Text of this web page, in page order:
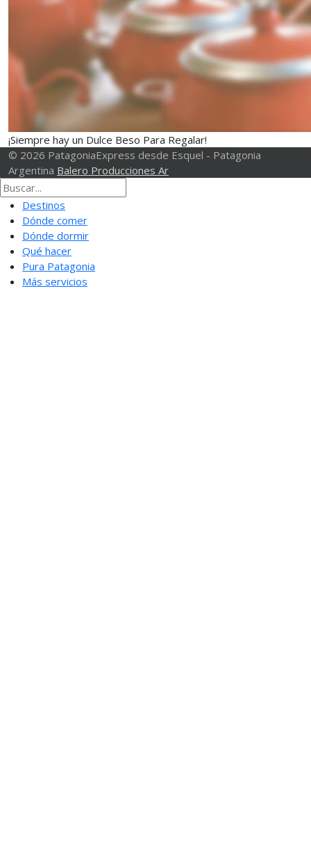
¡Siempre hay un Dulce Beso Para Regalar!
© 2026 PatagoniaExpress desde Esquel - Patagonia
Argentina Balero Producciones Ar
Destinos
Dónde comer
Dónde dormir
Qué hacer
Pura Patagonia
Más servicios